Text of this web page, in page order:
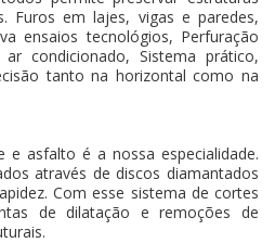
Furos em lajes, vigas e paredes,
ensaios tecnológios, Perfuração
condicionado, Sistema prático,
tanto na horizontal como na
e asfalto é a nossa especialidade.
através de discos diamantados
Com esse sistema de cortes
de dilatação e remoções de